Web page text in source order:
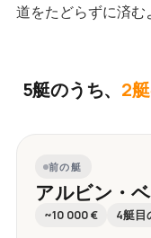
道をたどらずに済む
5艇のうち、 2
前の艇
アルビン・
~10 000 € 4艇目